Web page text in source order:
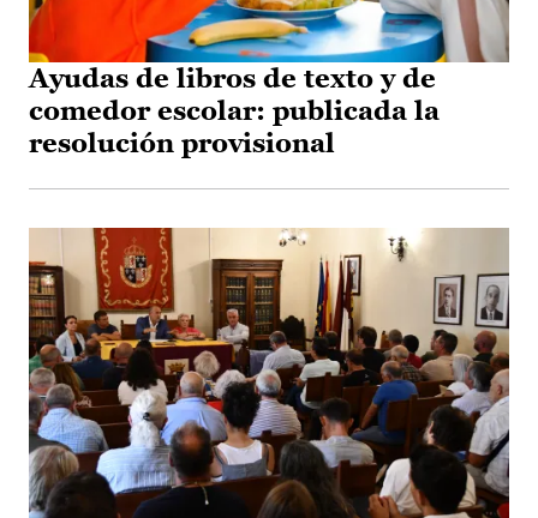
Ayudas de libros de texto y de
comedor escolar: publicada la
resolución provisional